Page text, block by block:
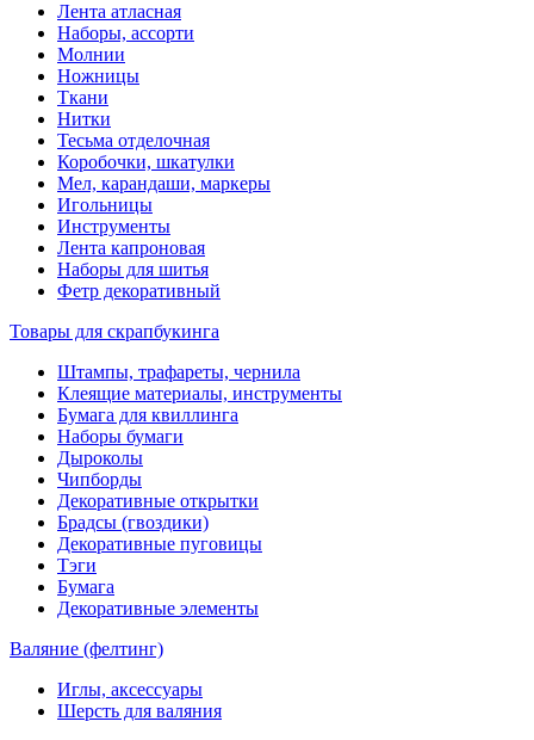
Лента атласная
Наборы, ассорти
Молнии
Ножницы
Ткани
Нитки
Тесьма отделочная
Коробочки, шкатулки
Мел, карандаши, маркеры
Игольницы
Инструменты
Лента капроновая
Наборы для шитья
Фетр декоративный
Товары для скрапбукинга
Штампы, трафареты, чернила
Клеящие материалы, инструменты
Бумага для квиллинга
Наборы бумаги
Дыроколы
Чипборды
Декоративные открытки
Брадсы (гвоздики)
Декоративные пуговицы
Тэги
Бумага
Декоративные элементы
Валяние (фелтинг)
Иглы, аксессуары
Шерсть для валяния